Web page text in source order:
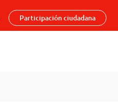
Participación ciudadana